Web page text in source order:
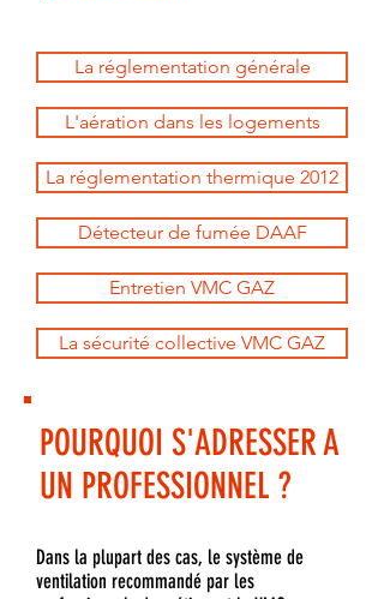
La réglementation générale
L'aération dans les logements
La réglementation thermique 2012
Détecteur de fumée DAAF
Entretien VMC GAZ
La sécurité collective VMC GAZ
POURQUOI S'ADRESSER A
UN PROFESSIONNEL ?
​​Dans la plupart des cas, le système de
ventilation recommandé par les